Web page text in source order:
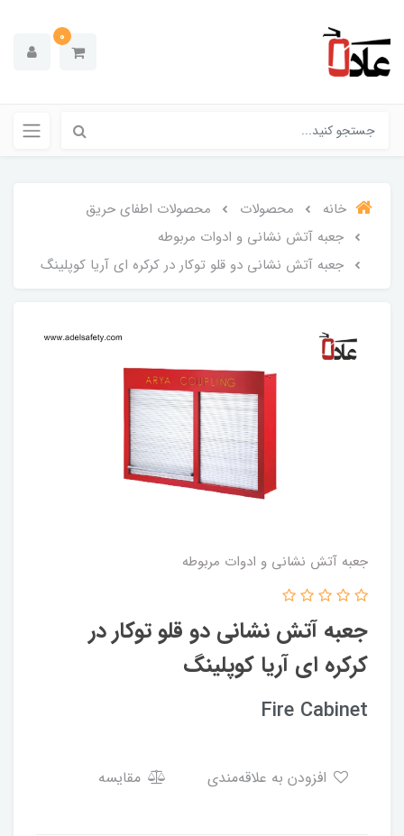
0
خانه محصولات
محصولات اطفای حریق
جعبه آتش نشانی و ادوات مربوطه
جعبه آتش نشانی دو قلو توکار در کرکره ای آریا کوپلینگ
جعبه آتش نشانی و ادوات مربوطه
جعبه آتش نشانی دو قلو توکار در
کرکره ای آریا کوپلینگ
Fire Cabinet
مقایسه